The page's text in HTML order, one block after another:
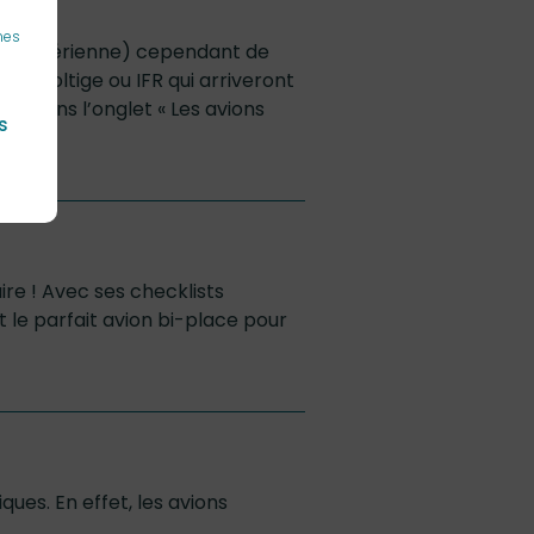
Aérienne) cependant de
voltige ou IFR qui arriveront
dans l’onglet « Les avions
! Avec ses checklists
le parfait avion bi-place pour
En effet, les avions